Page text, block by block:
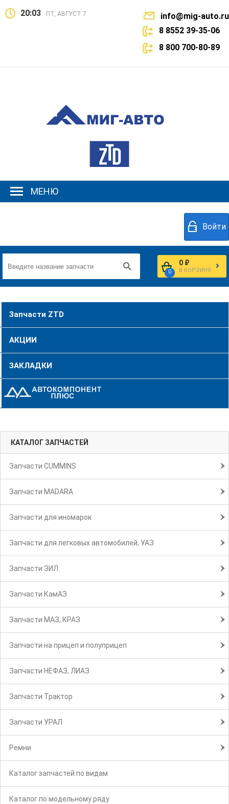
20:03 ПТ, АВГУСТ 7
info@mig-auto.ru
8 8552 39-35-06
8 800 700-80-89
МЕНЮ
Войти
0
0 ₽
В КОРЗИНУ
Запчасти ZTD
АКЦИИ
ЗАКЛАДКИ
КАТАЛОГ ЗАПЧАСТЕЙ
Запчасти CUMMINS
Запчасти MADARA
Запчасти для иномарок
Запчасти для легковых автомобилей, УАЗ
Запчасти ЗИЛ
Запчасти КамАЗ
Запчасти МАЗ, КРАЗ
Запчасти на прицеп и полуприцеп
Запчасти НЕФАЗ, ЛИАЗ
Запчасти Трактор
Запчасти УРАЛ
Ремни
Каталог запчастей по видам
Каталог по модельному ряду